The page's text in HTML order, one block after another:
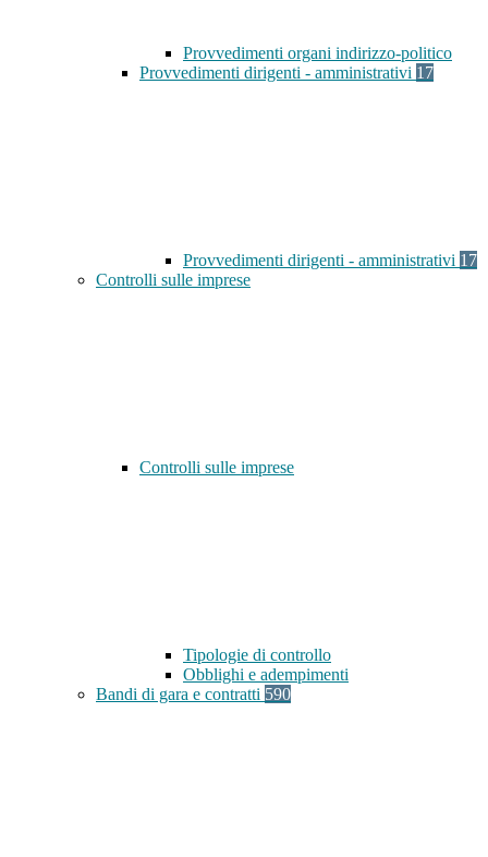
Provvedimenti organi indirizzo-politico
Provvedimenti dirigenti - amministrativi 17
Provvedimenti dirigenti - amministrativi 17
Controlli sulle imprese
Controlli sulle imprese
Tipologie di controllo
Obblighi e adempimenti
Bandi di gara e contratti 590